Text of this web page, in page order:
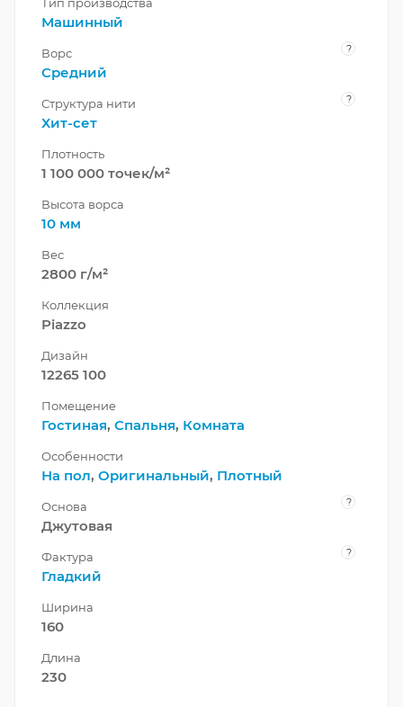
Машинный
Ворс ?
Средний
Структура нити ?
Хит-сет
Плотность
1 100 000 точек/м²
Высота ворса
10 мм
Вес
2800 г/м²
Коллекция
Piazzo
Дизайн
12265 100
Помещение
Гостиная, Спальня, Комната
Особенности
На пол, Оригинальный, Плотный
Основа ?
Джутовая
Фактура ?
Гладкий
Ширина
160
Длина
230